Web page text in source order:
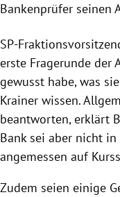
Bankenprüfer seinen
SP-
erste Fragerunde der
gewusst habe, was
Krainer wissen.
beantworten, erklärt
Bank sei aber nicht in
angemessen auf
Zudem seien einige